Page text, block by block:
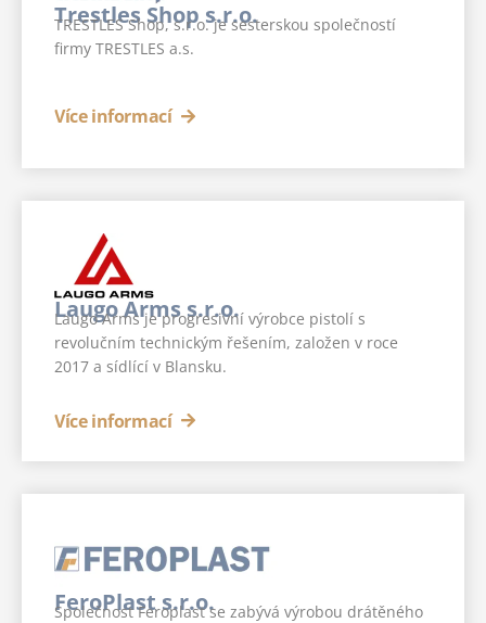
Trestles Shop s.r.o.
TRESTLES Shop, s.r.o. je sesterskou společností
firmy TRESTLES a.s.
Více informací
Laugo Arms s.r.o.
Laugo Arms je progresivní výrobce pistolí s
revolučním technickým řešením, založen v roce
2017 a sídlící v Blansku.
Více informací
FeroPlast s.r.o.
Společnost Feroplast se zabývá výrobou drátěného